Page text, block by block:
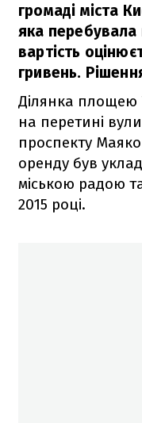
громаді міста
яка перебувала
вартість
гривень.
Ділянка площею
на перетині
проспекту
оренду був
міською радою
2015 році.